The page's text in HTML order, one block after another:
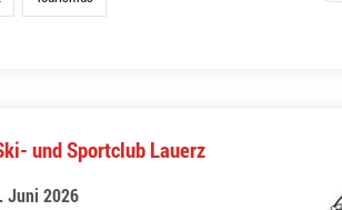
und Sportclub Lauerz
Juni 2026